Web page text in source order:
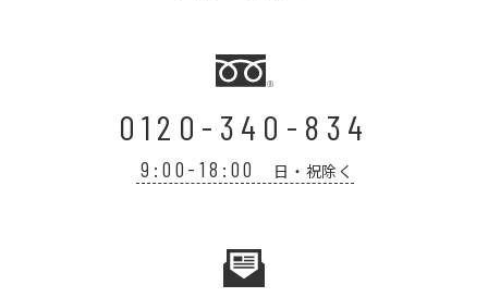
0120-340-834
9:00-18:00 日・祝除く